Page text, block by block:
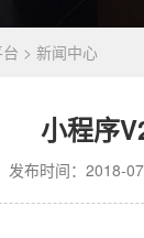
> 新闻中心
小程序
发布时间：2018-